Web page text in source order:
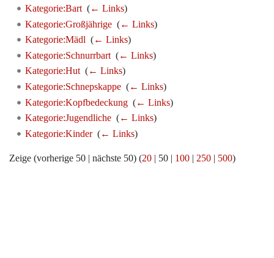
Kategorie:Bart‎ (← Links)
Kategorie:Großjährige‎ (← Links)
Kategorie:Mädl (← Links)
Kategorie:Schnurrbart‎ (← Links)
Kategorie:Hut‎ (← Links)
Kategorie:Schnepskappe‎ (← Links)
Kategorie:Kopfbedeckung‎ (← Links)
Kategorie:Jugendliche‎ (← Links)
Kategorie:Kinder‎ (← Links)
Zeige (vorherige 50 | nächste 50) (20 | 50 | 100 | 250 | 500)